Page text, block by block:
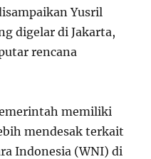
Yusril
digelar di Jakarta,
rencana
memiliki
mendesak terkait
Indonesia (WNI) di